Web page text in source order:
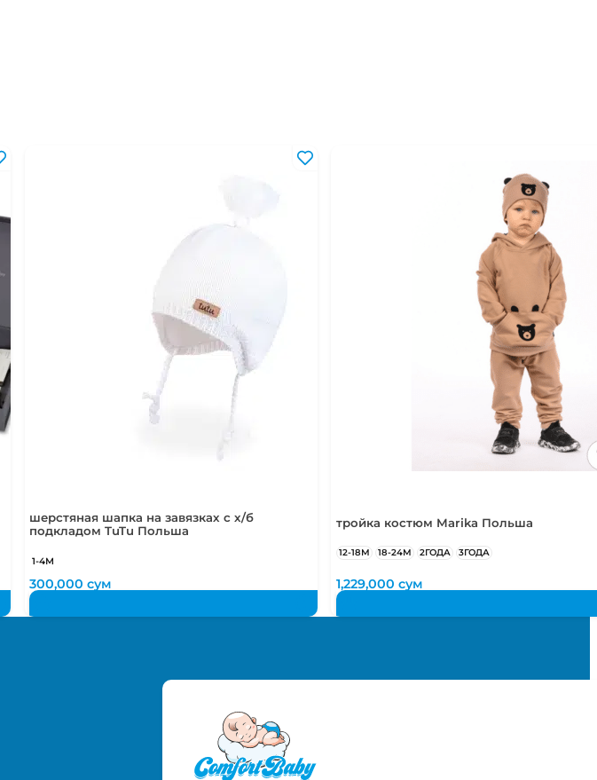
шерстяная шапка на завязках с х/б
подкладом TuTu Польша
1-4М
300,000сум
тройка костюм Marika Польша
12-18М 18-24М 2ГОДА 3ГОДА
1,229,000 сум